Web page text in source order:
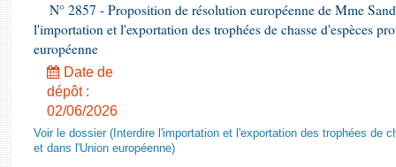
Questions écrites et orales
Comptes rendus des débats
N° 2857 - Proposition de résolution européenne de Mme
l'importation et l'exportation des trophées de chasse d'espèces
européenne
Date de
dépôt :
02/06/2026
Voir le dossier (Interdire l'importation et l'exportation des trophées de
et dans l'Union européenne)